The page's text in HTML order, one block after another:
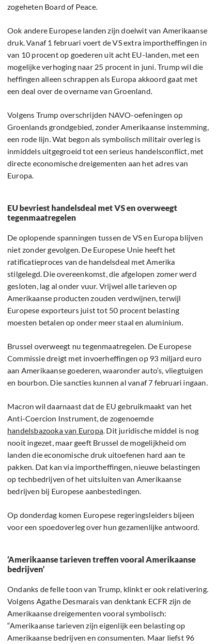
zogeheten Board of Peace.
Ook andere Europese landen zijn doelwit van Amerikaanse
druk. Vanaf 1 februari voert de VS extra importheffingen in
van 10 procent op goederen uit acht EU-landen, met een
mogelijke verhoging naar 25 procent in juni. Trump wil die
heffingen alleen schrappen als Europa akkoord gaat met
een deal over de overname van Groenland.
Volgens Trump overschrijden NAVO-oefeningen op
Groenlands grondgebied, zonder Amerikaanse instemming,
een rode lijn. Wat begon als symbolisch militair overleg is
inmiddels uitgegroeid tot een serieus handelsconflict, met
directe economische dreigementen aan het adres van
Europa.
EU bevriest handelsdeal met VS en overweegt
tegenmaatregelen
De oplopende spanningen tussen de VS en Europa blijven
niet zonder gevolgen. De Europese Unie heeft het
ratificatieproces van de handelsdeal met Amerika
stilgelegd. Die overeenkomst, die afgelopen zomer werd
gesloten, lag al onder vuur. Vrijwel alle tarieven op
Amerikaanse producten zouden verdwijnen, terwijl
Europese exporteurs juist tot 50 procent belasting
moesten betalen op onder meer staal en aluminium.
Brussel overweegt nu tegenmaatregelen. De Europese
Commissie dreigt met invoerheffingen op 93 miljard euro
aan Amerikaanse goederen, waaronder auto’s, vliegtuigen
en bourbon. Die sancties kunnen al vanaf 7 februari ingaan.
Macron wil daarnaast dat de EU gebruikmaakt van het
Anti-Coercion Instrument, de zogenoemde
handelsbazooka van Europa. Dit juridische middel is nog
nooit ingezet, maar geeft Brussel de mogelijkheid om
landen die economische druk uitoefenen hard aan te
pakken. Dat kan via importheffingen, nieuwe belastingen
op techbedrijven of het uitsluiten van Amerikaanse
bedrijven bij Europese aanbestedingen.
Op donderdag komen Europese regeringsleiders bijeen
voor een spoedoverleg over hun gezamenlijke antwoord.
‘Amerikaanse tarieven treffen vooral Amerikaanse
bedrijven’
Ondanks de felle toon van Trump, klinkt er ook relativering.
Volgens Agathe Desmarais van denktank ECFR zijn de
Amerikaanse dreigementen vooral symbolisch:
“Amerikaanse tarieven zijn eigenlijk een belasting op
Amerikaanse bedrijven en consumenten. Maar liefst 96